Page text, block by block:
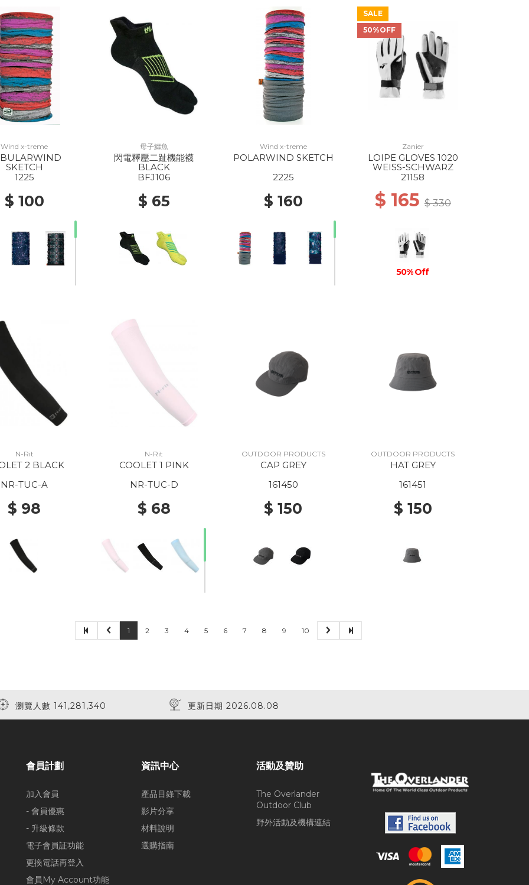
Wind x-treme
SKETCH
1225
$ 100
母子鱷魚
閃電釋壓二趾機能襪
BLACK
BFJ106
$ 65
Wind x-treme
POLARWIND SKETCH
2225
$ 160
SALE
50%OFF
Zanier
LOIPE GLOVES 1020
WEISS-SCHWARZ
21158
$ 165 $ 330
50% Off
N-Rit
2 BLACK
NR-TUC-A
$ 98
N-Rit
COOLET 1 PINK
NR-TUC-D
$ 68
OUTDOOR PRODUCTS
CAP GREY
161450
$ 150
OUTDOOR PRODUCTS
HAT GREY
161451
$ 150
1 2 3 4 5 6 7 8 9 10
瀏覽人數 141,281,340 更新日期 2026.08.08
會員計劃
加入會員
- 會員優惠
- 升級條款
電子會員証功能
更換電話再登入
會員My Account功能
資訊中心
產品目錄下載
影片分享
材料說明
選購指南
活動及贊助
The Overlander
Outdoor Club
野外活動及機構連結